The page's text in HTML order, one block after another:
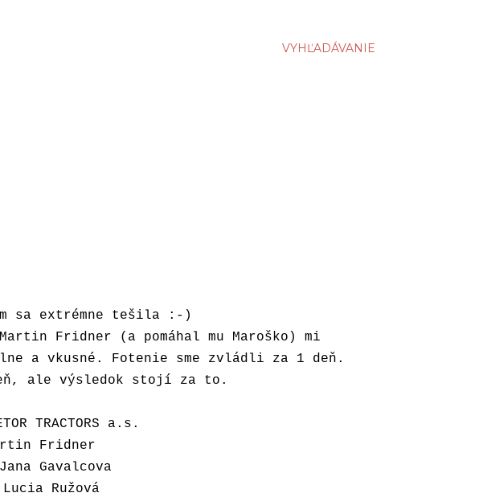
VYHĽADÁVANIE
sa extrémne tešila :-)
Fridner (a pomáhal mu Maroško) mi
a vkusné. Fotenie sme zvládli za 1 deň.
ale výsledok stojí za to.
TRACTORS a.s.
Fridner
Gavalcova
Ružová